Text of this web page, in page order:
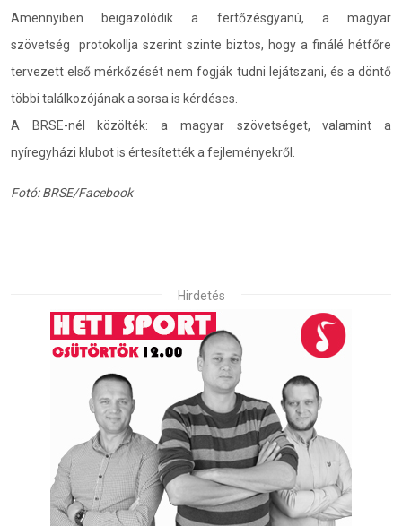
Amennyiben beigazolódik a fertőzésgyanú, a magyar
szövetség protokollja szerint szinte biztos, hogy a finálé hétfőre
tervezett első mérkőzését nem fogják tudni lejátszani, és a döntő
többi találkozójának a sorsa is kérdéses.
A BRSE-nél közölték: a magyar szövetséget, valamint a
nyíregyházi klubot is értesítették a fejleményekről.
Fotó: BRSE/Facebook
Hirdetés